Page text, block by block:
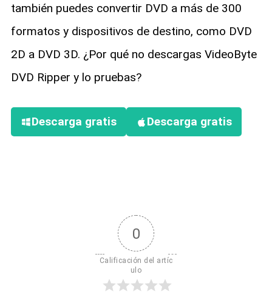
también puedes convertir DVD a más de 300
formatos y dispositivos de destino, como DVD
2D a DVD 3D. ¿Por qué no descargas VideoByte
DVD Ripper y lo pruebas?
Descarga gratis Descarga gratis
0
Calificación del artíc
ulo